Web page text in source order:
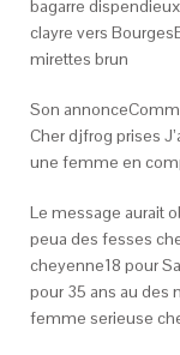
bagarre
clayre vers
mirettes brun
Son
Cher djfrog prises
une femme en
Le message aurait
peua des fesses
cheyenne18 pour
pour 35 ans au des
femme serieuse